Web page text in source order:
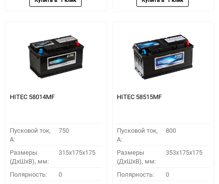
HITEC 58014MF
Пусковой ток,
A:
750
Размеры
(ДхШхВ), мм:
315x175x175
Полярность: 0
HITEC 58515MF
Пусковой ток,
A:
800
Размеры
(ДхШхВ), мм:
353x175x175
Полярность: 0